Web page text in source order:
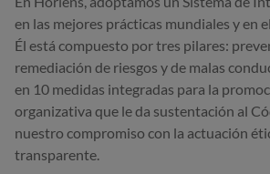
en las mejores prácticas mundiales y en
Él está compuesto por tres pilares:
remediación de riesgos y de malas
en 10 medidas integradas para la
organizativa que le da sustentación al
nuestro compromiso con la actuación
transparente.